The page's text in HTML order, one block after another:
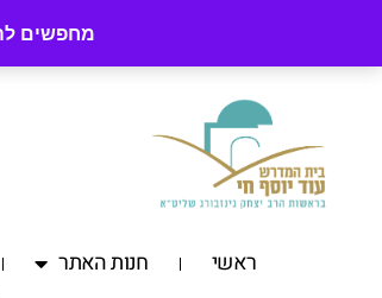
מחפשים
ראשי חנות האתר